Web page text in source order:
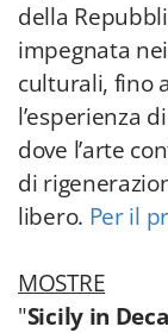
della
impegnata
culturali, fino
l’esperienza
dove l’arte
di
libero. Per il
MOSTRE
"Sicily in